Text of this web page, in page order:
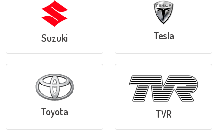
Suzuki Tesla
Toyota TVR